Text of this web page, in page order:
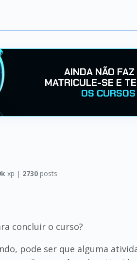
AINDA NÃO
MATRICULE-SE E
OS CURSOS
xp | 2730 posts
concluir o curso?
pode ser que alguma